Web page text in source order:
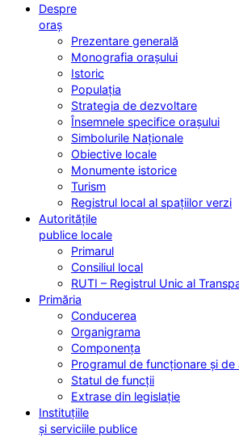
Despre
oraș
Prezentare generală
Monografia orașului
Istoric
Populația
Strategia de dezvoltare
Însemnele specifice orașului
Simbolurile Naționale
Obiective locale
Monumente istorice
Turism
Registrul local al spațiilor verzi
Autoritățile
publice locale
Primarul
Consiliul local
RUTI – Registrul Unic al
Primăria
Conducerea
Organigrama
Componența
Programul de funcționare și de
Statul de funcții
Extrase din legislație
Instituțiile
și serviciile publice